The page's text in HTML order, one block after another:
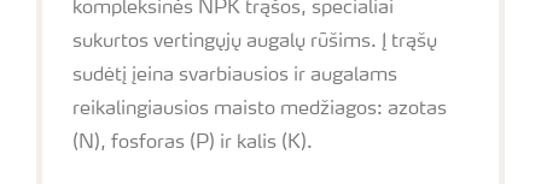
kompleksinės NPK trąšos, specialiai
sukurtos vertingųjų augalų rūšims. Į trąšų
sudėtį įeina svarbiausios ir augalams
reikalingiausios maisto medžiagos: azotas
(N), fosforas (P) ir kalis (K).